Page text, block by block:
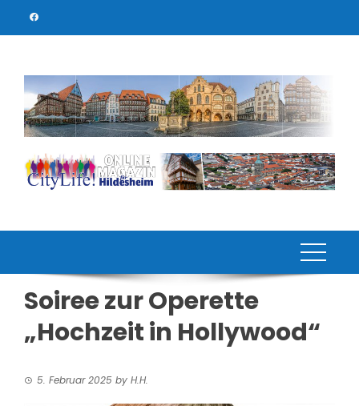
Soiree zur Operette
„Hochzeit in Hollywood“
5. Februar 2025 by H.H.